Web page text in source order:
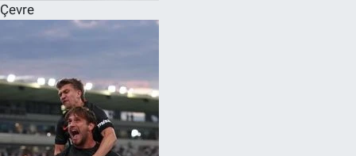
Çevre